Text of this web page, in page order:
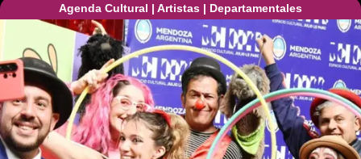
Agenda Cultural | Artistas | Departamentales